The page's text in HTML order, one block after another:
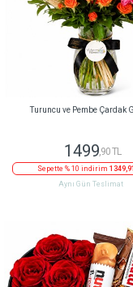
Turuncu ve Pembe Çardak
1499,90 TL
Sepette % 10 indirim
Aynı Gün Teslimat